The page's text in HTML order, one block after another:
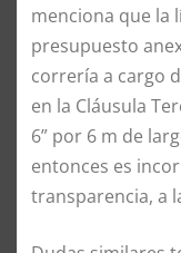
menciona que la
presupuesto
correría a cargo
en la Cláusula
6” por 6 m de
entonces es
transparencia, a